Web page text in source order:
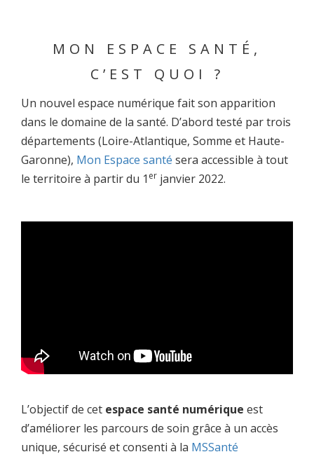
MON ESPACE SANTÉ,
C’EST QUOI ?
Un nouvel espace numérique fait son apparition
dans le domaine de la santé. D’abord testé par trois
départements (Loire-Atlantique, Somme et Haute-
Garonne), Mon Espace santé sera accessible à tout
le territoire à partir du 1 er janvier 2022.
L’objectif de cet espace santé numérique est
d’améliorer les parcours de soin grâce à un accès
unique, sécurisé et consenti à la MSSanté